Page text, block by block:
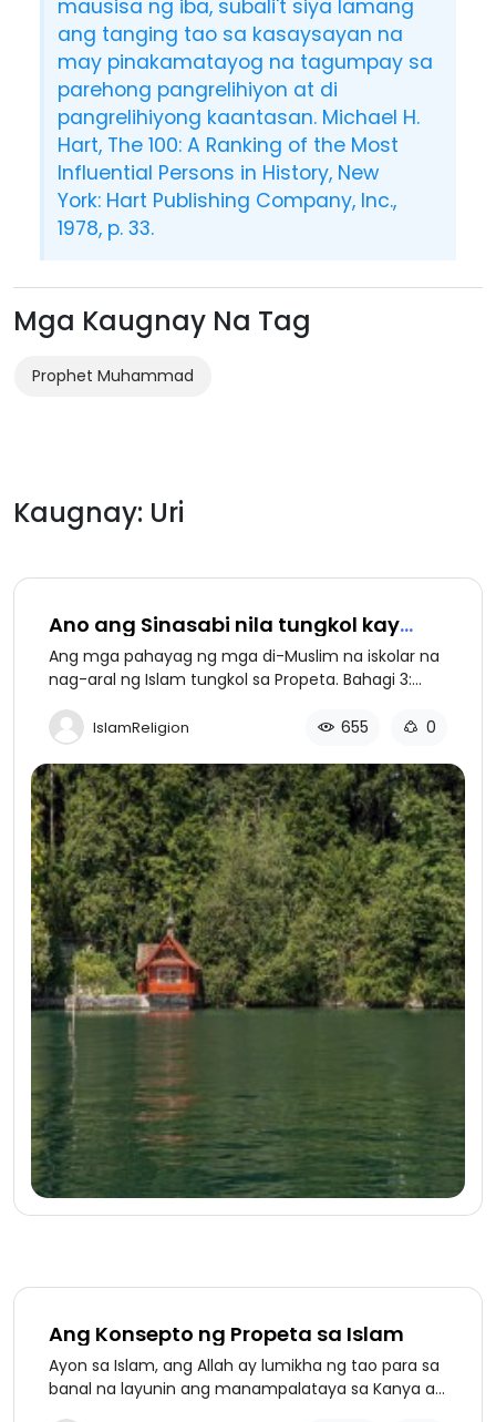
mausisa ng iba, subali't siya lamang
ang tanging tao sa kasaysayan na
may pinakamatayog na tagumpay sa
parehong pangrelihiyon at di
pangrelihiyong kaantasan. Michael H.
Hart, The 100: A Ranking of the Most
Influential Persons in History, New
York: Hart Publishing Company, Inc.,
1978, p. 33.
Mga Kaugnay Na Tag
Prophet Muhammad
Kaugnay: Uri
Ano ang Sinasabi nila tungkol kay
Muhammad (bahagi 3 ng 3)
Ang mga pahayag ng mga di-Muslim na iskolar na
nag-aral ng Islam tungkol sa Propeta. Bahagi 3:
IslamReligion 655 0
Ang Konsepto ng Propeta sa Islam
Ayon sa Islam, ang Allah ay lumikha ng tao para sa
banal na layunin ang manampalataya sa Kanya at